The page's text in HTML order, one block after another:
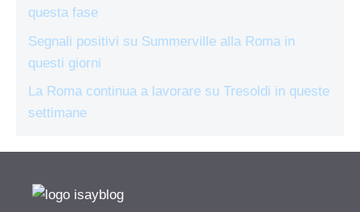
questa fase
Segnali positivi su Summerville alla Roma in
questi giorni
La Roma continua a lavorare su Tresoldi in queste
settimane